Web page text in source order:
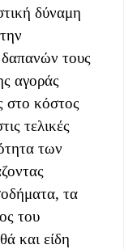
δύναμη
δαπανών τους
αγοράς
στο κόστος
τελικές
των
τα
του
και είδη